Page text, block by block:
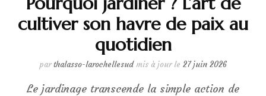
cultiver son havre de paix au
quotidien
parthalasso-larochellesud mis à jour le 27 juin 2026
Le jardinage transcende la simple action de